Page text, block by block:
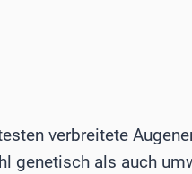
verbreitete
genetisch als auch